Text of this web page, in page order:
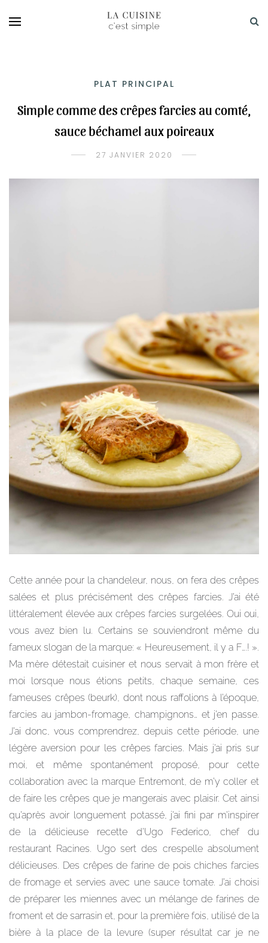
PLAT PRINCIPAL
Simple comme des crêpes farcies au comté,
sauce béchamel aux poireaux
27 JANVIER 2020
Cette année pour la chandeleur, nous, on fera des crêpes
salées et plus précisément des crêpes farcies. J’ai été
littéralement élevée aux crêpes farcies surgelées. Oui oui,
vous avez bien lu. Certains se souviendront même du
fameux slogan de la marque: « Heureusement, il y a F….! ».
Ma mère détestait cuisiner et nous servait à mon frère et
moi lorsque nous étions petits, chaque semaine, ces
fameuses crêpes (beurk), dont nous raffolions à l’époque,
farcies au jambon-fromage, champignons… et j’en passe.
J’ai donc, vous comprendrez, depuis cette période, une
légère aversion pour les crêpes farcies. Mais j’ai pris sur
moi, et même spontanément proposé, pour cette
collaboration avec la marque Entremont, de m’y coller et
de faire les crêpes que je mangerais avec plaisir. Cet ainsi
qu’après avoir longuement potassé, j’ai fini par m’inspirer
de la délicieuse recette d’Ugo Federico, chef du
restaurant Racines. Ugo sert des crespelle absolument
délicieuses. Des crêpes de farine de pois chiches farcies
de fromage et servies avec une sauce tomate. J’ai choisi
de préparer les miennes avec un mélange de farines de
froment et de sarrasin et, pour la première fois, utilisé de la
bière à la place de la levure (super résultat car je ne